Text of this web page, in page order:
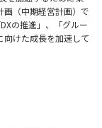
（中期経営計画）で
の推進」、「グルー
けた成長を加速して